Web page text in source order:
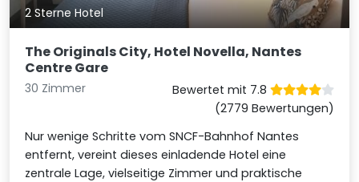
2 Sterne Hotel
The Originals City, Hotel Novella, Nantes
Centre Gare
30 Zimmer
Bewertet mit 7.8
(2779 Bewertungen)
Nur wenige Schritte vom SNCF-Bahnhof Nantes
entfernt, vereint dieses einladende Hotel eine
zentrale Lage, vielseitige Zimmer und praktische